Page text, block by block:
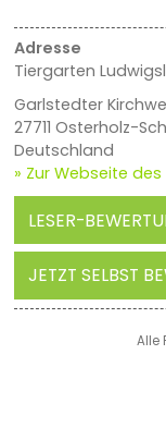
Adresse
Tiergarten
Garlstedter
27711 Osterholz-
Deutschland
» Zur Webseite des
LESER-
JETZT SELBST
Alle